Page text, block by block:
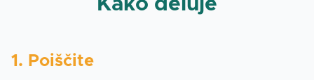
Kako deluje
1. Poiščite